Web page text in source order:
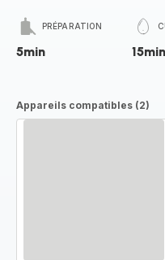
PRÉPARATION
5min 15min
Appareils compatibles (2)